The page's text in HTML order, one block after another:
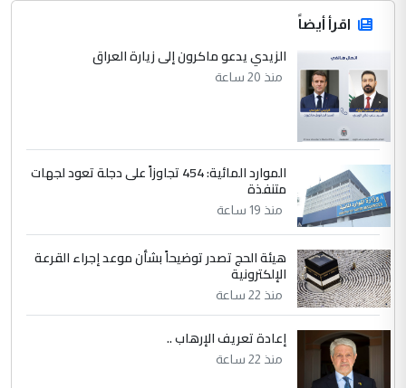
اقرأ أيضاً
الزيدي يدعو ماكرون إلى زيارة العراق
منذ 20 ساعة
الموارد المائية: 454 تجاوزاً على دجلة تعود لجهات
متنفذة
منذ 19 ساعة
هيئة الحج تصدر توضيحاً بشأن موعد إجراء القرعة
الإلكترونية
منذ 22 ساعة
إعادة تعريف الإرهاب ..
منذ 22 ساعة